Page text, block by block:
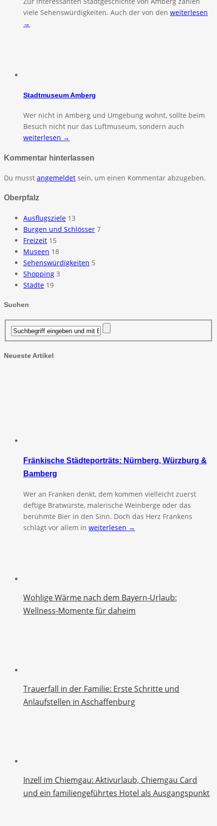
viele Sehenswürdigkeiten. Auch der von den weiterlesen
→
Stadtmuseum Amberg
Wer nicht in Amberg und Umgebung wohnt, sollte beim
Besuch nicht nur das Luftmuseum, sondern auch
weiterlesen →
Kommentar hinterlassen
Du musst angemeldet sein, um einen Kommentar abzugeben.
Oberpfalz
Ausflugsziele 13
Burgen und Schlösser 7
Freizeit 15
Museen 18
Sehenswürdigkeiten 5
Shopping 3
Städte 19
Suchen
Neueste Artikel
Fränkische Städteporträts: Nürnberg, Würzburg &
Bamberg
Wer an Franken denkt, dem kommen vielleicht zuerst
deftige Bratwürste, malerische Weinberge oder das
berühmte Bier in den Sinn. Doch das Herz Frankens
schlägt vor allem in weiterlesen →
Wohlige Wärme nach dem Bayern-Urlaub:
Wellness-Momente für daheim
Trauerfall in der Familie: Erste Schritte und
Anlaufstellen in Aschaffenburg
Inzell im Chiemgau: Aktivurlaub, Chiemgau Card
und ein familiengeführtes Hotel als Ausgangspunkt